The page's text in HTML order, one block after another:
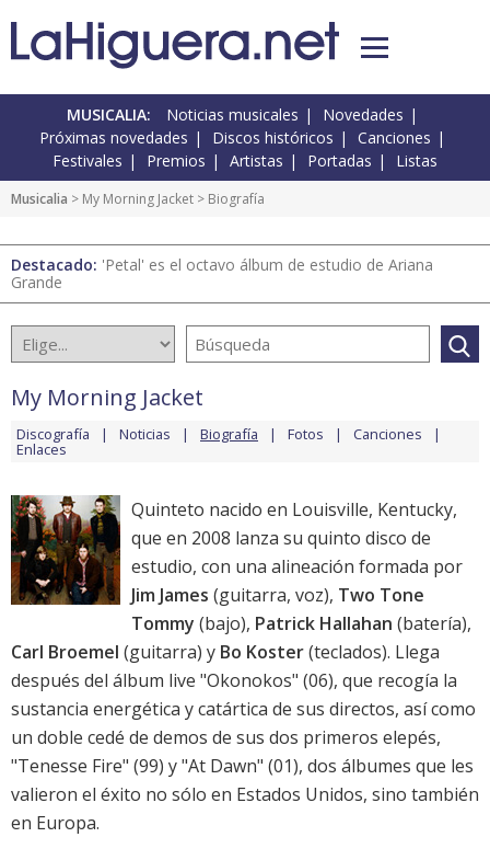
MUSICALIA: Noticias musicales
Novedades
Próximas novedades
Discos históricos
Canciones
Festivales
Premios Artistas Portadas Listas
Musicalia > My Morning Jacket > Biografía
Destacado: 'Petal' es el octavo álbum de estudio de Ariana
Grande
My Morning Jacket
Discografía Noticias Biografía Fotos Canciones
Enlaces
Quinteto nacido en Louisville, Kentucky,
que en 2008 lanza su quinto disco de
estudio, con una alineación formada por
Jim James (guitarra, voz), Two Tone
Tommy (bajo), Patrick Hallahan (batería),
Carl Broemel (guitarra) y Bo Koster(teclados). Llega
después del álbum live "Okonokos" (06), que recogía la
sustancia energética y catártica de sus directos, así como
un doble cedé de demos de sus dos primeros elepés,
"Tenesse Fire" (99) y "At Dawn" (01), dos álbumes que les
valieron el éxito no sólo en Estados Unidos, sino también
en Europa.